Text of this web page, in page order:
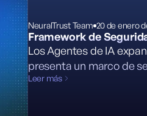
NeuralTrust Team 20 de enero
Framework de
Los Agentes de IA
presenta un marco de
Leer más